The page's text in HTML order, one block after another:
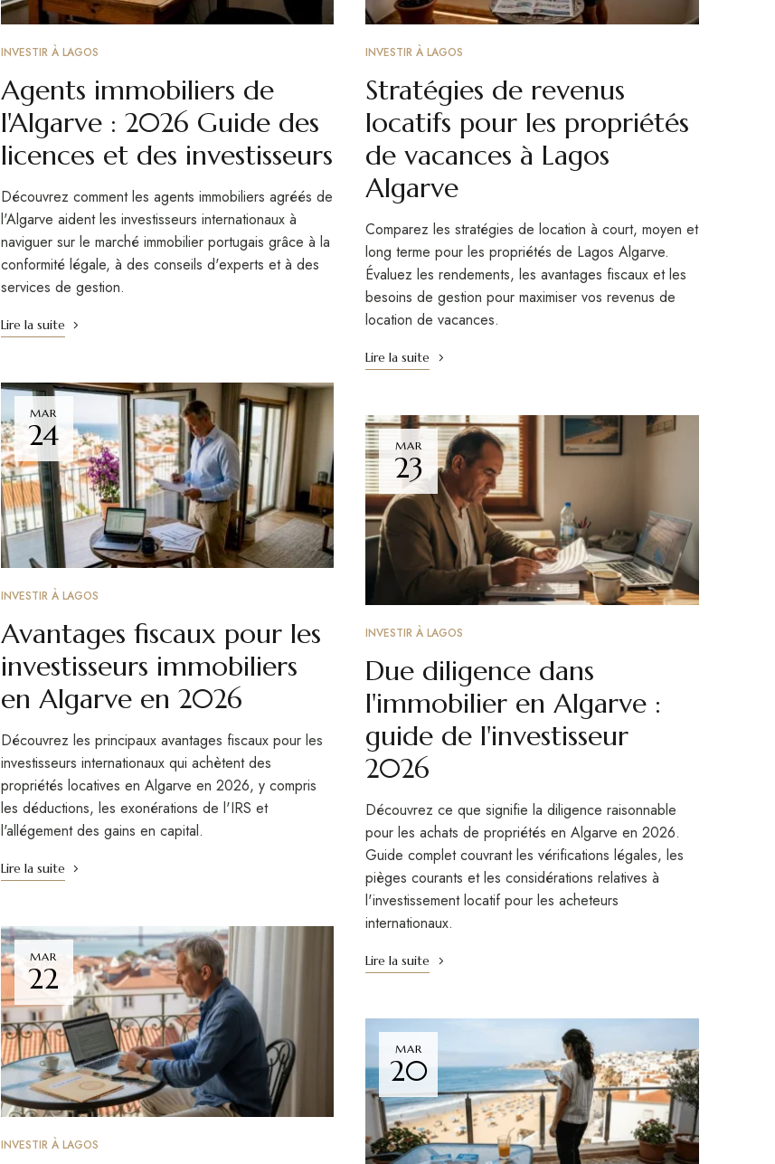
INVESTIR À LAGOS
Agents immobiliers de
l'Algarve : 2026 Guide des
licences et des investisseurs
Découvrez comment les agents immobiliers agréés de
l'Algarve aident les investisseurs internationaux à
naviguer sur le marché immobilier portugais grâce à la
conformité légale, à des conseils d'experts et à des
services de gestion.
Lire la suite
MAR
24
INVESTIR À LAGOS
Avantages fiscaux pour les
investisseurs immobiliers
en Algarve en 2026
Découvrez les principaux avantages fiscaux pour les
investisseurs internationaux qui achètent des
propriétés locatives en Algarve en 2026, y compris
les déductions, les exonérations de l'IRS et
l'allégement des gains en capital.
Lire la suite
MAR
22
INVESTIR À LAGOS
INVESTIR À LAGOS
Stratégies de revenus
locatifs pour les propriétés
de vacances à Lagos
Algarve
Comparez les stratégies de location à court, moyen et
long terme pour les propriétés de Lagos Algarve.
Évaluez les rendements, les avantages fiscaux et les
besoins de gestion pour maximiser vos revenus de
location de vacances.
Lire la suite
MAR
23
INVESTIR À LAGOS
Due diligence dans
l'immobilier en Algarve :
guide de l'investisseur
2026
Découvrez ce que signifie la diligence raisonnable
pour les achats de propriétés en Algarve en 2026.
Guide complet couvrant les vérifications légales, les
pièges courants et les considérations relatives à
l'investissement locatif pour les acheteurs
internationaux.
Lire la suite
MAR
20